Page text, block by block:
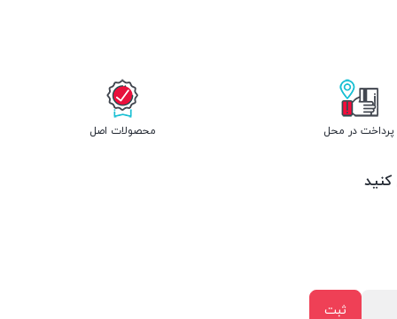
پرداخت در محل محصولات اصل
کنید